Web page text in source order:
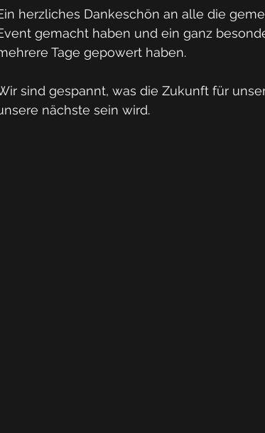
herzliches Dankeschön an alle die
gemacht haben und ein ganz
Tage gepowert haben.
sind gespannt, was die Zukunft für
nächste sein wird.